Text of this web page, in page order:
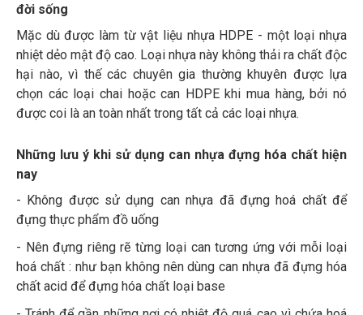
đời sống
Mặc dù được làm từ vật liệu nhựa HDPE - một loại nhựa
nhiệt dẻo mật độ cao. Loại nhựa này không thải ra chất độc
hại nào, vì thế các chuyên gia thường khuyên được lựa
chọn các loại chai hoặc can HDPE khi mua hàng, bởi nó
được coi là an toàn nhất trong tất cả các loại nhựa.
Những lưu ý khi sử dụng can nhựa đựng hóa chất hiện
nay
- Không được sử dụng can nhựa đã đựng hoá chất để
đựng thực phẩm đồ uống
- Nên đựng riêng rẽ từng loại can tương ứng với mỗi loại
hoá chất : như bạn không nên dùng can nhựa đã đựng hóa
chất acid để đựng hóa chất loại base